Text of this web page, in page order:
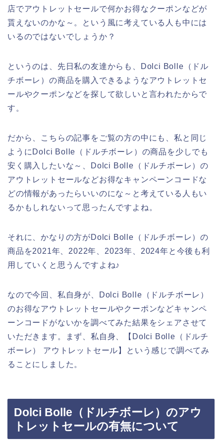
店でアウトレットセールで何かお得なクーポンなどが
貰えないのかな～。という風に考えている人も中には
いるのではないでしょうか？
というのは、先日私の友達からも、Dolci Bolle（ドル
チボーレ）の商品を購入できるようなアウトレットセ
ールやクーポンなどを探して欲しいと言われたからで
す。
だから、こちらの記事をご覧の方の中にも、私と同じ
ようにDolci Bolle（ドルチボーレ）の商品を少しでも
安く購入したいな～、Dolci Bolle（ドルチボーレ）の
アウトレットセールなどお得なキャンペーンコードな
どの情報があったらいいのにな～と考えている人もい
るかもしれないって思ったんですよね。
それに、かなりの方がDolci Bolle（ドルチボーレ）の
商品を2021年、2022年、2023年、2024年と今後も利
用していくと思うんですよね♪
なので今回、私自身が、Dolci Bolle（ドルチボーレ）
のお得なアウトレットセールやクーポンなどキャンペ
ーンコードがないかを調べてみた結果をシェアさせて
いただきます。まず、私自身、【Dolci Bolle（ドルチ
ボーレ） アウトレットセール】という感じで調べてみ
ることにしました。
Dolci Bolle（ドルチボーレ）のアウ
トレットセールの有無について